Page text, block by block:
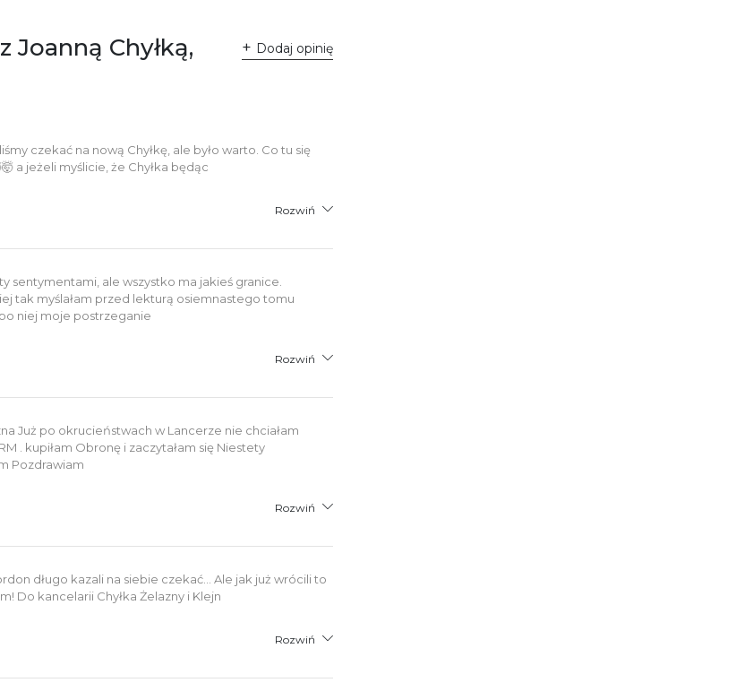
38Joanną Chyłką,
Dodaj opinię
czekać na nową Chyłkę, ale było warto. Co tu się
a jeżeli myślicie, że Chyłka będąc
Rozwiń
sentymentami, ale wszystko ma jakieś granice.
tak myślałam przed lekturą osiemnastego tomu
niej moje postrzeganie
Rozwiń
Już po okrucieństwach w Lancerze nie chciałam
. kupiłam Obronę i zaczytałam się Niestety
Pozdrawiam
Rozwiń
długo kazali na siebie czekać... Ale jak już wrócili to
Do kancelarii Chyłka Żelazny i Klejn
Rozwiń